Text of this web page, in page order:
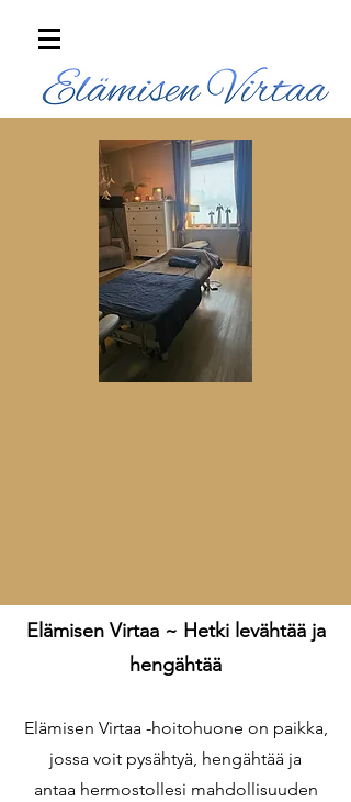
Elämisen Virtaa ~ Hetki levähtää ja
hengähtää
Elämisen Virtaa -hoitohuone on paikka,
jossa voit pysähtyä, hengähtää ja
antaa hermostollesi mahdollisuuden